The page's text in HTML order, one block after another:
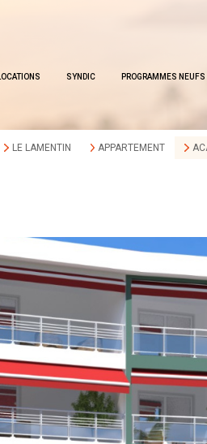
LOCATIONS SYNDIC PROGRAMMES NEUFS
LE LAMENTIN APPARTEMENT